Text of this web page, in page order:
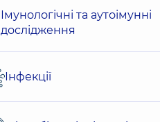
Імунологічні та аутоімунні
дослідження
Інфекції